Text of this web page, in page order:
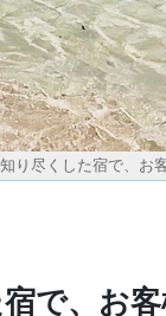
知り尽くした宿で、お
で、お